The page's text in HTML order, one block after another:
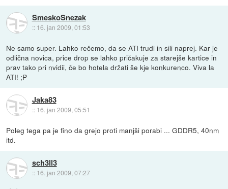
SmeskoSnezak
:: 16. jan 2009, 01:53
Ne samo super. Lahko rečemo, da se ATI trudi in sili naprej. Kar je
odlična novica, price drop se lahko pričakuje za starejše kartice in
prav tako pri nvidii, če bo hotela držati še kje konkurenco. Viva la
ATI! ;P
Jaka83
:: 16. jan 2009, 05:51
Poleg tega pa je fino da grejo proti manjši porabi ... GDDR5, 40nm
itd.
sch3ll3
:: 16. jan 2009, 07:27